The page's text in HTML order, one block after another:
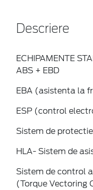
Descriere
ECHIPAMENTE
ABS + EBD
EBA (asistenta la
ESP (control
Sistem de
HLA- Sistem de
Sistem de control
(Torque Vectoring